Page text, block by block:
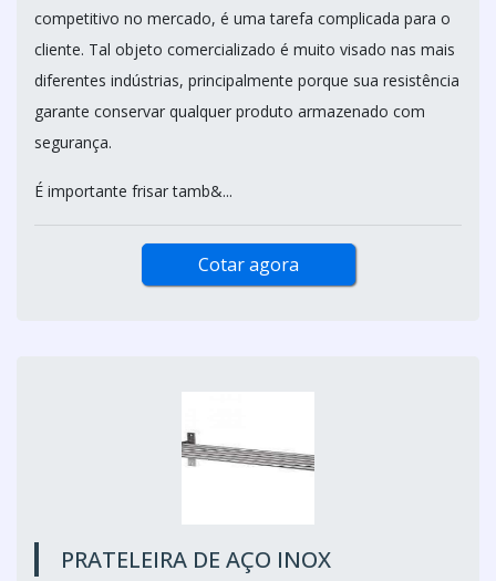
competitivo no mercado, é uma tarefa complicada para o
cliente. Tal objeto comercializado é muito visado nas mais
diferentes indústrias, principalmente porque sua resistência
garante conservar qualquer produto armazenado com
segurança.
É importante frisar tamb&...
Cotar agora
PRATELEIRA DE AÇO INOX